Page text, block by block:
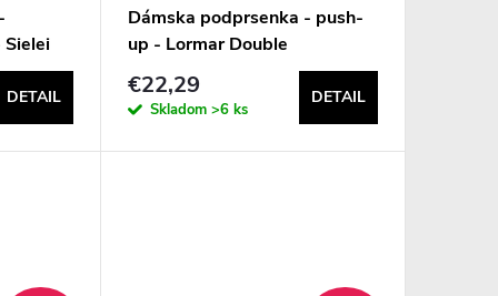
DETAIL
Dámska podprsenka - push-
up - Lormar Double
€22,29
Skladom >6 ks
DETAIL